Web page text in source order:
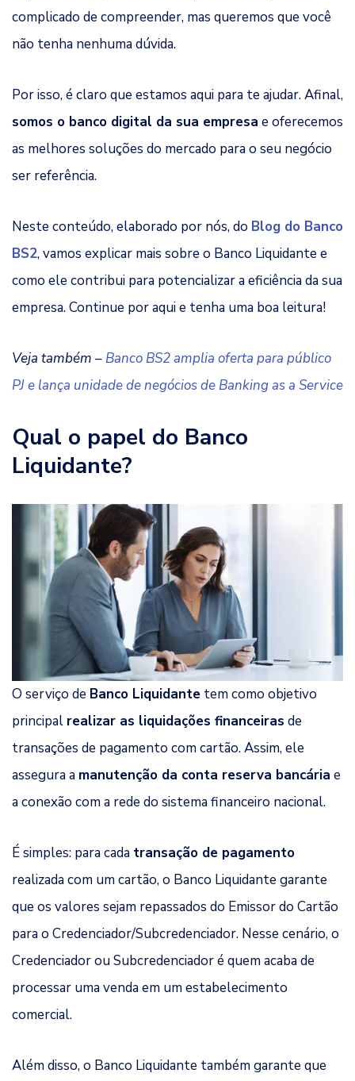
complicado de compreender, mas queremos que você
não tenha nenhuma dúvida.
Por isso, é claro que estamos aqui para te ajudar. Afinal,
somos o banco digital da sua empresa e oferecemos
as melhores soluções do mercado para o seu negócio
ser referência.
Neste conteúdo, elaborado por nós, do Blog do Banco
BS2, vamos explicar mais sobre o Banco Liquidante e
como ele contribui para potencializar a eficiência da sua
empresa. Continue por aqui e tenha uma boa leitura!
Veja também – Banco BS2 amplia oferta para público
PJ e lança unidade de negócios de Banking as a Service
Qual o papel do Banco
Liquidante?
O serviço de Banco Liquidante tem como objetivo
principal realizar as liquidações financeiras de
transações de pagamento com cartão. Assim, ele
assegura a manutenção da conta reserva bancária e
a conexão com a rede do sistema financeiro nacional.
É simples: para cada transação de pagamento
realizada com um cartão, o Banco Liquidante garante
que os valores sejam repassados do Emissor do Cartão
para o Credenciador/Subcredenciador. Nesse cenário, o
Credenciador ou Subcredenciador é quem acaba de
processar uma venda em um estabelecimento
comercial.
Além disso, o Banco Liquidante também garante que